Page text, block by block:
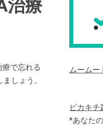
治療
で忘れる
しょう。
ムームー
ピカキチ
*あなた